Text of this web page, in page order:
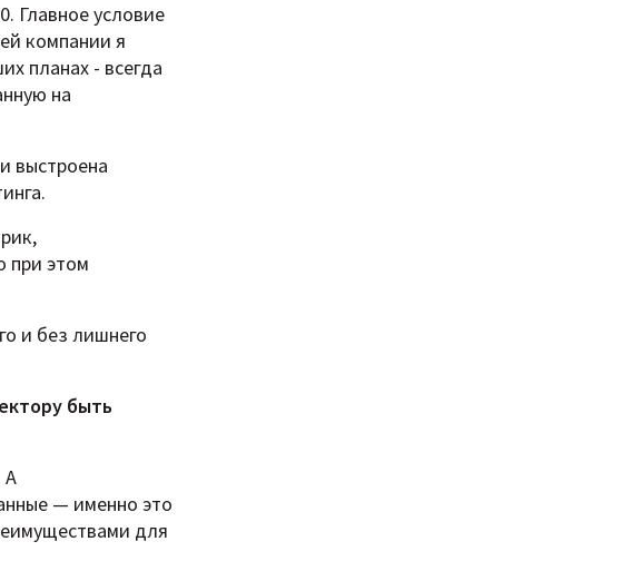
Главное условие
компании я
планах - всегда
на
выстроена
при этом
и без лишнего
быть
А
— именно это
для